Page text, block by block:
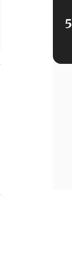
5